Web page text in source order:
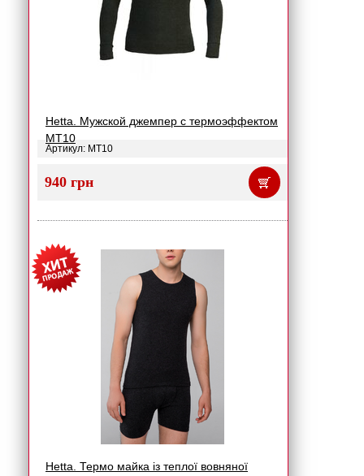
Hetta. Мужской джемпер с термоэффектом
MT10
Артикул: MT10
940 грн
Hetta. Термо майка із теплої вовняної